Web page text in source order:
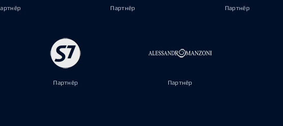
Партнёр Партнёр
Партнёр Партнёр